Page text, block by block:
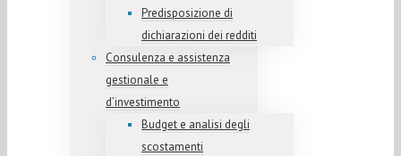
Predisposizione di
dichiarazioni dei redditi
Consulenza e assistenza
gestionale e
d’investimento
Budget e analisi degli
scostamenti